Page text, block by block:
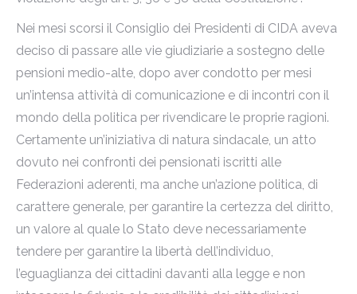
Nei mesi scorsi il Consiglio dei Presidenti di CIDA aveva
deciso di passare alle vie giudiziarie a sostegno delle
pensioni medio-alte, dopo aver condotto per mesi
un’intensa attività di comunicazione e di incontri con il
mondo della politica per rivendicare le proprie ragioni.
Certamente un’iniziativa di natura sindacale, un atto
dovuto nei confronti dei pensionati iscritti alle
Federazioni aderenti, ma anche un’azione politica, di
carattere generale, per garantire la certezza del diritto,
un valore al quale lo Stato deve necessariamente
tendere per garantire la libertà dell’individuo,
l’eguaglianza dei cittadini davanti alla legge e non